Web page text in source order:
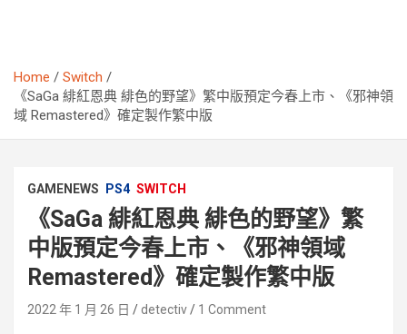
Home
Switch
《SaGa 緋紅恩典 緋色的野望》繁中版預定今春上市、《邪神領
域 Remastered》確定製作繁中版
GAMENEWS PS4 SWITCH
《SaGa 緋紅恩典 緋色的野望》繁
中版預定今春上市、《邪神領域
Remastered》確定製作繁中版
2022 年 1 月 26 日 detectiv 1 Comment